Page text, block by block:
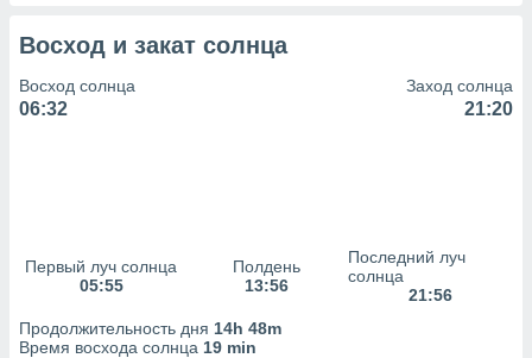
Восход и закат солнца
Восход солнца
06:32
Заход солнца
21:20
Первый луч солнца
05:55
Полдень
13:56
Последний луч
солнца
21:56
Продолжительность дня 14h 48m
Время восхода солнца 19 min